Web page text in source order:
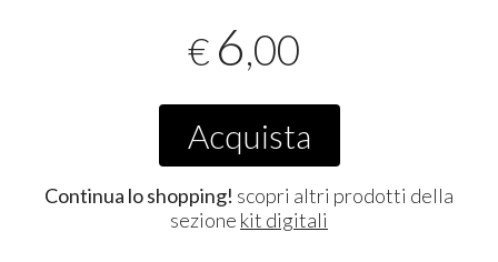
€ 6,00
Acquista
Continua lo shopping! scopri altri prodotti della
sezione kit digitali